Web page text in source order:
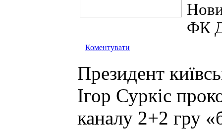
ФК
Коментувати
Президент
Ігор Суркіс
каналу 2+2 гру